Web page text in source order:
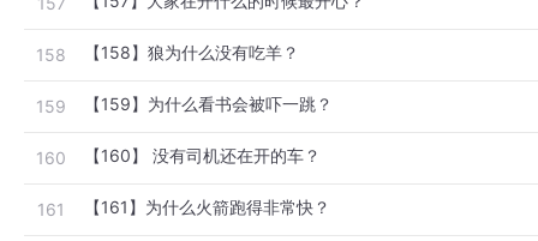
158 【158】狼为什么没有吃羊？
159 【159】为什么看书会被吓一跳？
160 【160】 没有司机还在开的车？
161 【161】为什么火箭跑得非常快？